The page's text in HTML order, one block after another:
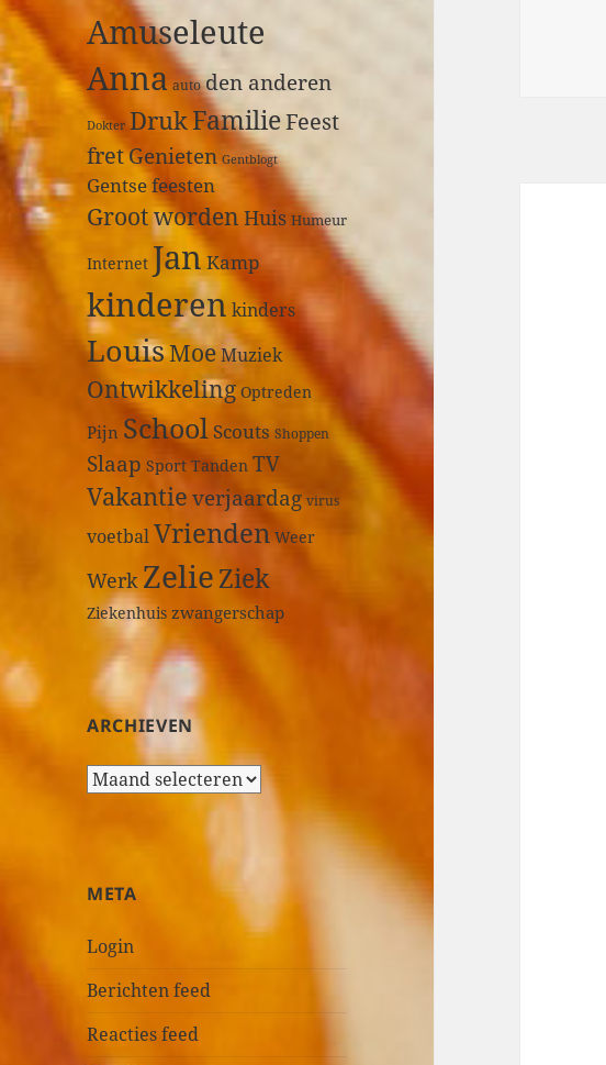
r
Amuseleute
Anna auto den anderen
Dokter DrukFamilieFeest
fretGenieten Gentblogt
Gentse feesten
Groot worden Huis Humeur
Internet JanKamp
kinderen kinders
LouisMoeMuziek
Ontwikkeling Optreden
Pijn SchoolScouts Shoppen
Slaap Sport Tanden TV
Vakantie verjaardag virus
voetbalVrienden Weer
Werk ZelieZiek
Ziekenhuis zwangerschap
ARCHIEVEN
A
i
v
n
META
Login
Berichten feed
Reacties feed